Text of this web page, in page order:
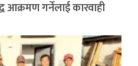
आक्रमण गर्नेलाई कारवाही